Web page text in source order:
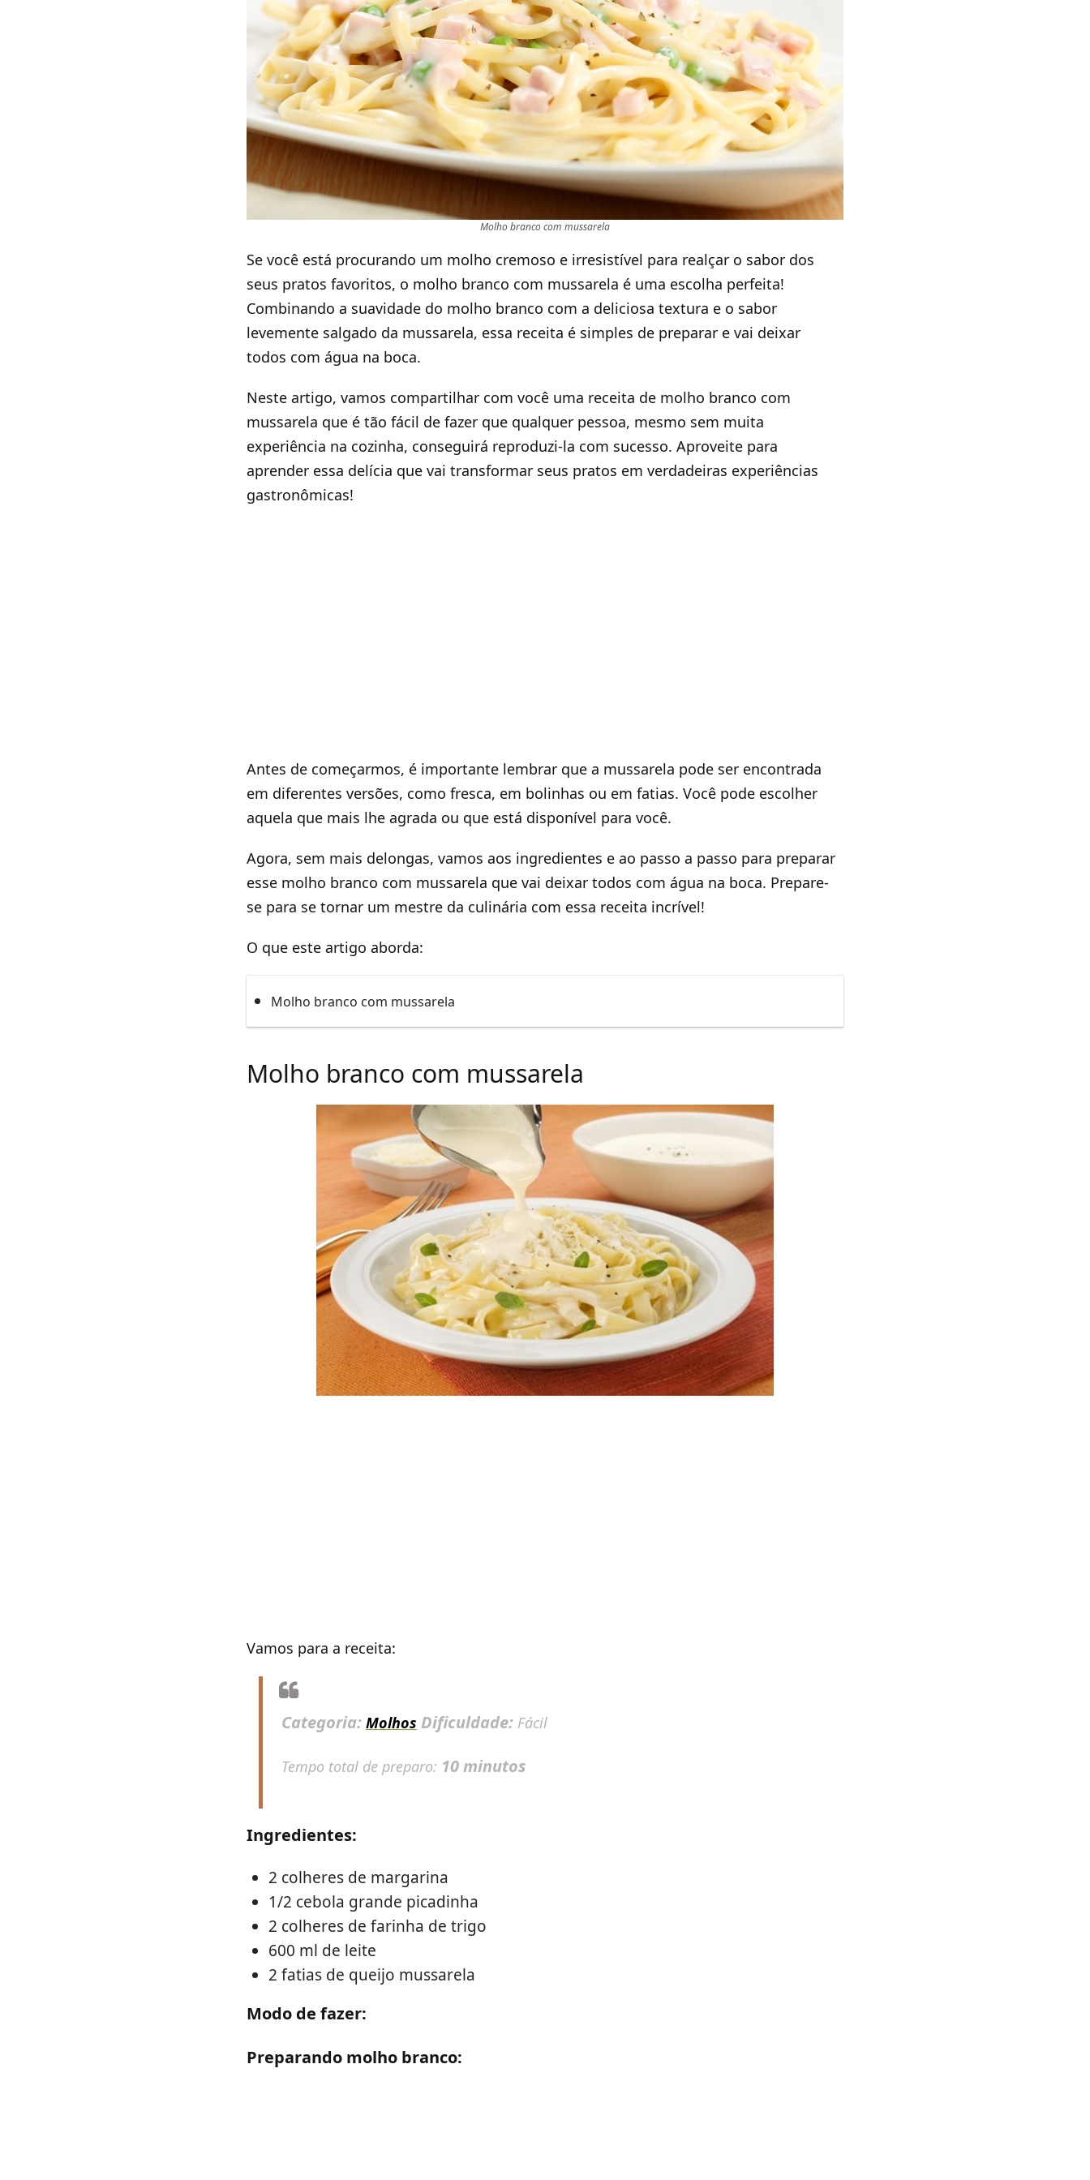
Molho branco com mussarela
Se você está procurando um molho cremoso e irresistível para realçar o sabor dos
seus pratos favoritos, o molho branco com mussarela é uma escolha perfeita!
Combinando a suavidade do molho branco com a deliciosa textura e o sabor
levemente salgado da mussarela, essa receita é simples de preparar e vai deixar
todos com água na boca.
Neste artigo, vamos compartilhar com você uma receita de molho branco com
mussarela que é tão fácil de fazer que qualquer pessoa, mesmo sem muita
experiência na cozinha, conseguirá reproduzi-la com sucesso. Aproveite para
aprender essa delícia que vai transformar seus pratos em verdadeiras experiências
gastronômicas!
Antes de começarmos, é importante lembrar que a mussarela pode ser encontrada
em diferentes versões, como fresca, em bolinhas ou em fatias. Você pode escolher
aquela que mais lhe agrada ou que está disponível para você.
Agora, sem mais delongas, vamos aos ingredientes e ao passo a passo para preparar
esse molho branco com mussarela que vai deixar todos com água na boca. Prepare-
se para se tornar um mestre da culinária com essa receita incrível!
O que este artigo aborda:
Molho branco com mussarela
Molho branco com mussarela
Vamos para a receita:
Categoria: Molhos Dificuldade: Fácil
Tempo total de preparo: 10 minutos
Ingredientes:
2 colheres de margarina
1/2 cebola grande picadinha
2 colheres de farinha de trigo
600 ml de leite
2 fatias de queijo mussarela
Modo de fazer:
Preparando molho branco: